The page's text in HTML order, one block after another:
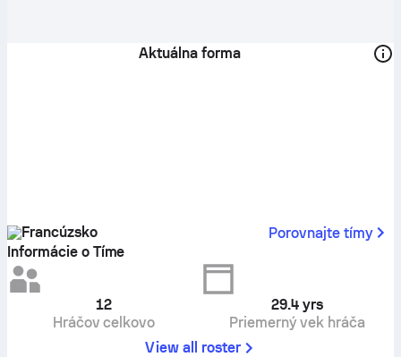
Aktuálna forma
Francúzsko
Porovnajte tímy
Informácie o Tíme
12
Hráčov celkovo
29.4 yrs
Priemerný vek hráča
View all roster